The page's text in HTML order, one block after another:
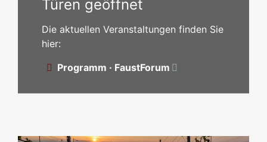
Türen geöffnet
Die aktuellen Veranstaltungen finden Sie
hier:
Programm · FaustForum